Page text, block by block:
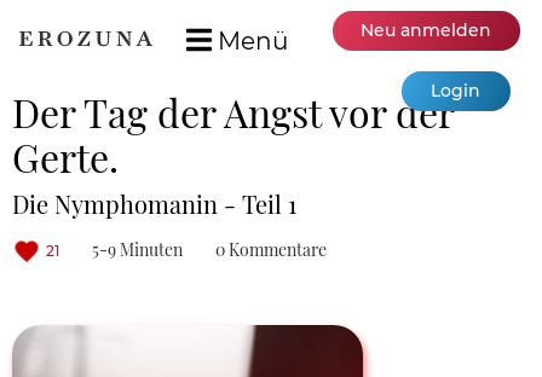
Menü Neu anmelden
Login
Der Tag der Angst vor der
Gerte.
Die Nymphomanin - Teil 1
21 5-9 Minuten 0 Kommentare